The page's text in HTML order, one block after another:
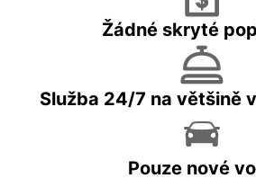
Žádné skryté
Služba 24/7 na většině
Pouze nové